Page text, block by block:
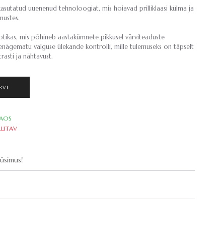
uuenenud tehnoloogiat, mis hoiavad prilliklaasi külma ja
mis põhineb aastakümnete pikkusel värviteaduste
valguse ülekande kontrolli, mille tulemuseks on täpselt
ja nähtavust.